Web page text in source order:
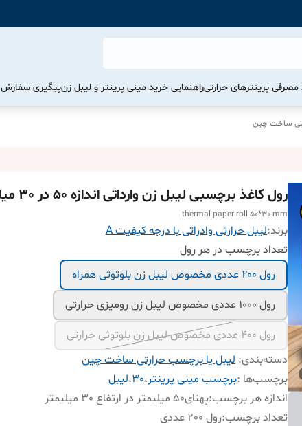
مصرفی پرینترهای حرارتیراهنمایی خرید مینی پرینتر و لیبل زنپیگیری سفارش
ساخت چین
رول کاغذ برچسبی لیبل زن وارداتی اندازه 50 در 30 میلیمتر
thermal paper roll 50*30 mm
برند:لیبل حرارتی وادراتی با درجه کیفیت A
تعداد برچسب در هر رول
رول ۲۰۰ عددی مخصوص لیبل زن بلوتوثی همراه
رول 10۰۰ عددی مخصوص لیبل زن رومیزی حرارتی
رول 400 عددی مخصوص لیبل زن بلوتوثی حرارتی
دسته‌بندی: لیبل یا برچسب حرارتی ساخت چین
برچسب‌ها :برچسب مینی پرینتر،30،لیبل
اندازه هر برچسب:پهنای50 میلیمتر در ارتفاع 30 میلیمتر
تعداد برچسب:رول 200 عددی